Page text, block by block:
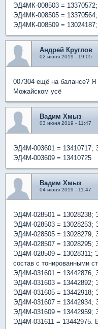
ЭД4МК-008503 =
ЭД4МК-008505 =
ЭД4МК-008509 =
Андрей Круглов
02 июня 2019 - 19:05
007304 ещё на балансе?
Можайском усё
Вадим Хмыз
03 июня 2019 - 11:47
ЭД4М-003601 = 13410717;
ЭД4М-003609 = 13410725
Вадим Хмыз
04 июня 2019 - 11:47
ЭД4М-028501 = 13028238;
ЭД4М-028503 = 13028253;
ЭД4М-028505 = 13028279;
ЭД4М-028507 = 13028295;
ЭД4М-028509 = 13028311;
состав с тонированными
ЭД4М-031601 = 13442876;
ЭД4М-031603 = 13442892;
ЭД4М-031605 = 13442918;
ЭД4М-031607 = 13442934;
ЭД4М-031609 = 13442959;
ЭД4М-031611 = 13442975.